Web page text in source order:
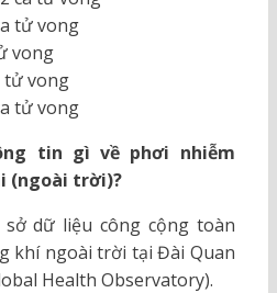
tử vong
vong
tử vong
tử vong
tin gì về phơi nhiễm
(ngoài trời)?
dữ liệu công cộng toàn
khí ngoài trời tại Đài Quan
Health Observatory).